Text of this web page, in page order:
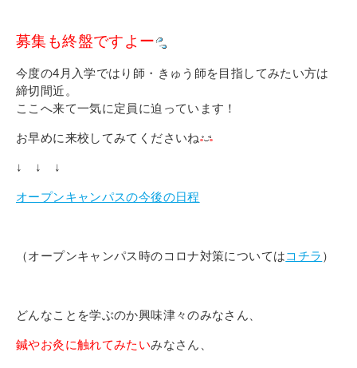
募集も終盤ですよー
今度の4月入学ではり師・きゅう師を目指してみたい方は
締切間近。
ここへ来て一気に定員に迫っています！
お早めに来校してみてくださいね
↓ ↓ ↓
オープンキャンパスの今後の日程
（オープンキャンパス時のコロナ対策についてはコチラ ）
どんなことを学ぶのか興味津々のみなさん、
鍼やお灸に触れてみたいみなさん、